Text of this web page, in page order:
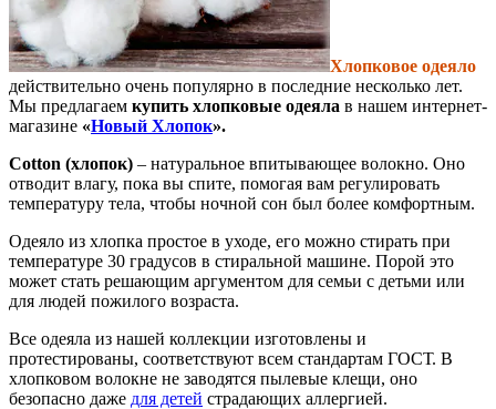
Хлопковое одеяло
действительно очень популярно в последние несколько лет.
Мы предлагаем купить хлопковые одеяла в нашем интернет-
магазине «Новый Хлопок».
Cotton (хлопок) – натуральное впитывающее волокно. Оно
отводит влагу, пока вы спите, помогая вам регулировать
температуру тела, чтобы ночной сон был более комфортным.
Одеяло из хлопка простое в уходе, его можно стирать при
температуре 30 градусов в стиральной машине. Порой это
может стать решающим аргументом для семьи с детьми или
для людей пожилого возраста.
Все одеяла из нашей коллекции изготовлены и
протестированы, соответствуют всем стандартам ГОСТ. В
хлопковом волокне не заводятся пылевые клещи, оно
безопасно даже для детей страдающих аллергией.